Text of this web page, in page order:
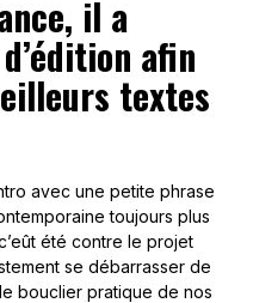
il a
afin
textes
avec une petite phrase
toujours plus
été contre le projet
se débarrasser de
bouclier pratique de nos